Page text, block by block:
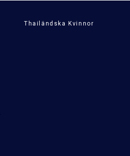
Thailändska Kvinnor